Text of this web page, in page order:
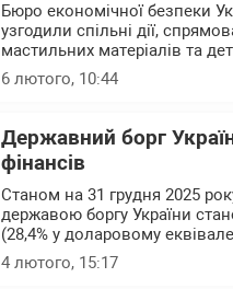
Бюро економічної безпеки
узгодили спільні дії,
мастильних матеріалів та
6 лютого, 10:44
Державний борг
фінансів
Станом на 31 грудня 2025
державою боргу України
(28,4% у доларовому
4 лютого, 15:17